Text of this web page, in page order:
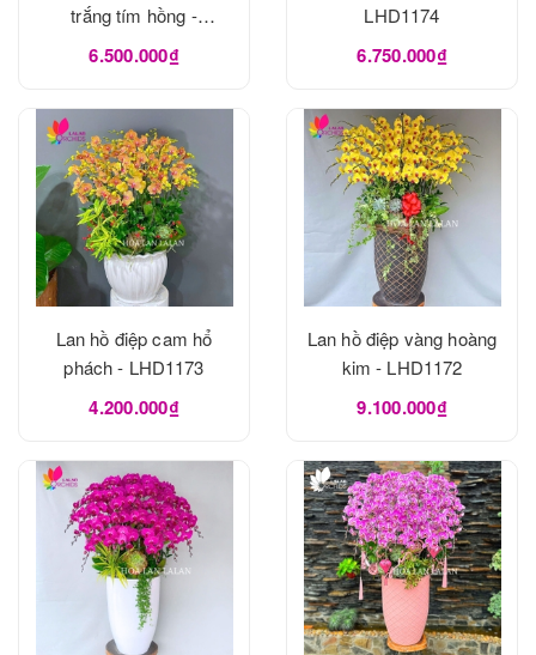
trắng tím hồng -
LHD1175
6.500.000₫
LHD1174
6.750.000₫
Lan hồ điệp cam hổ
phách - LHD1173
4.200.000₫
Lan hồ điệp vàng hoàng
kim - LHD1172
9.100.000₫